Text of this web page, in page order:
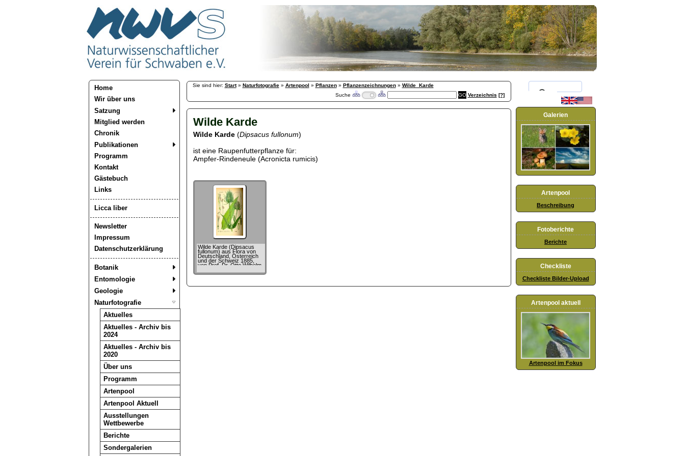
Home
Wir über uns
Satzung
Mitglied werden
Chronik
Publikationen
Programm
Kontakt
Gästebuch
Links
Licca liber
Newsletter
Impressum
Datenschutzerklärung
Botanik
Entomologie
Geologie
Naturfotografie
Aktuelles
Aktuelles - Archiv bis
2024
Aktuelles - Archiv bis
2020
Über uns
Programm
Artenpool
Artenpool Aktuell
Ausstellungen
Wettbewerbe
Berichte
Sondergalerien
Sie sind hier: Start» Naturfotografie» Artenpool » Pflanzen» Pflanzenzeichnungen» Wilde_Karde
Suche
Verzeichnis [?]
Wilde Karde
Wilde Karde (Dipsacus fullonum)
ist eine Raupenfutterpflanze für:
Ampfer-Rindeneule (Acronicta rumicis)
Wilde Karde (Dipsacus
fullonum) aus Flora von
Deutschland, Österreich
und der Schweiz 1885,
von Prof. Dr. Otto Wilhelm
Galerien
Artenpool
Beschreibung
Fotoberichte
Berichte
Checkliste
Checkliste Bilder-Upload
Artenpool aktuell
Artenpool im Fokus